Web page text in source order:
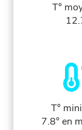
T°
T°
7.8° en